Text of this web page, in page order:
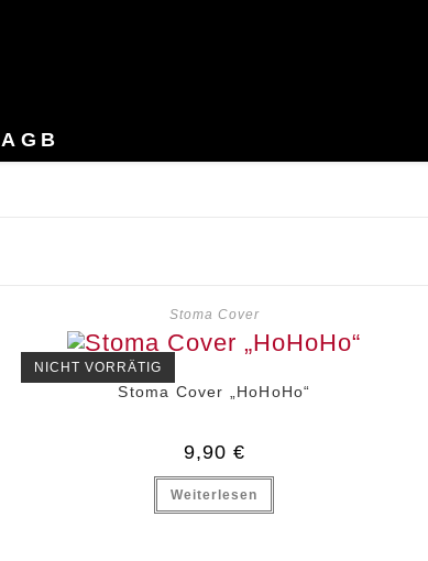
AGB
Stoma Cover
NICHT VORRÄTIG
Stoma Cover „HoHoHo“
9,90 €
Weiterlesen